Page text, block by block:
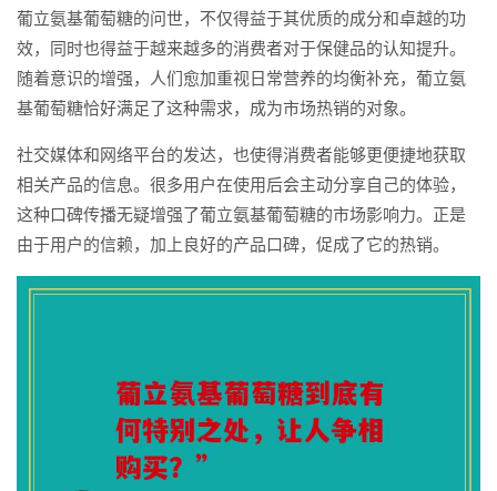
葡立氨基葡萄糖的问世，不仅得益于其优质的成分和卓越的功
效，同时也得益于越来越多的消费者对于保健品的认知提升。
随着意识的增强，人们愈加重视日常营养的均衡补充，葡立氨
基葡萄糖恰好满足了这种需求，成为市场热销的对象。
社交媒体和网络平台的发达，也使得消费者能够更便捷地获取
相关产品的信息。很多用户在使用后会主动分享自己的体验，
这种口碑传播无疑增强了葡立氨基葡萄糖的市场影响力。正是
由于用户的信赖，加上良好的产品口碑，促成了它的热销。